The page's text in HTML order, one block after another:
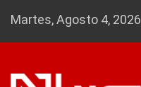
Martes, Agosto 4, 2026